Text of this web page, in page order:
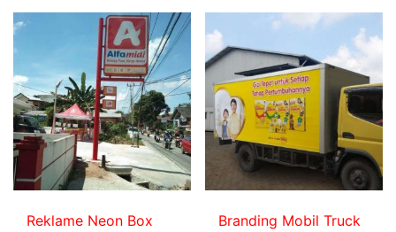
Reklame Neon Box
Branding Mobil Truck